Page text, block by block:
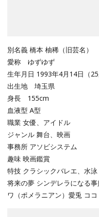
別名義 橋本 柚稀（旧芸名）
愛称 ゆずゆず
生年月日 1993年4月14日（
出生地 埼玉県
身長 155cm
血液型 A型
職業 女優、アイドル
ジャンル 舞台、映画
事務所 アソビシステム
趣味 映画鑑賞
特技 クラシックバレエ、水泳
将来の夢 シンデレラになる
ワ（ポメラニアン）愛兎 ココ